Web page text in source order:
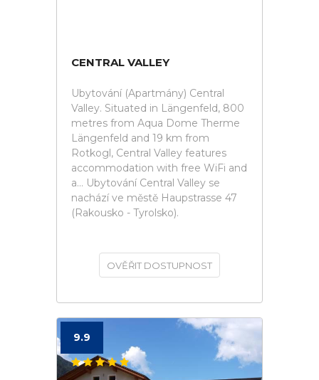
CENTRAL VALLEY
Ubytování (Apartmány) Central
Valley. Situated in Längenfeld, 800
metres from Aqua Dome Therme
Längenfeld and 19 km from
Rotkogl, Central Valley features
accommodation with free WiFi and
a... Ubytování Central Valley se
nachází ve městě Haupstrasse 47
(Rakousko - Tyrolsko).
OVĚŘIT DOSTUPNOST
9.9